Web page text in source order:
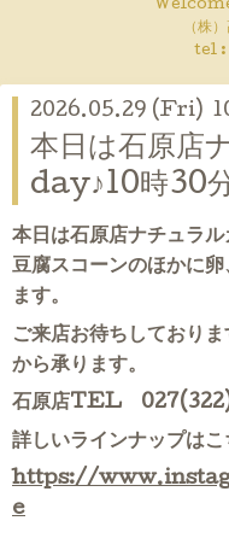
（株
tel :
2026.05.29 (Fri)
本日は石原店
day♪10時30
本日は石原店ナチュラ
豆腐スコーンのほかに
ます。
ご来店お待ちしており
から承ります。
石原店TEL
詳しいラインナップはこ
https://
e